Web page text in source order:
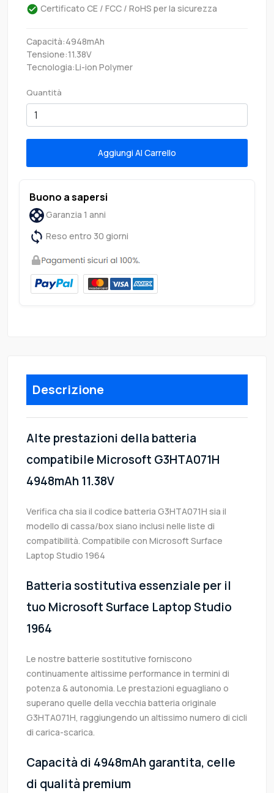
Certificato CE / FCC / RoHS per la sicurezza
Capacità:4948mAh
Tensione:11.38V
Tecnologia:Li-ion Polymer
Quantità
Aggiungi Al Carrello
Buono a sapersi
Garanzia 1 anni
Reso entro 30 giorni
Descrizione
Alte prestazioni della batteria
compatibile Microsoft G3HTA071H
4948mAh 11.38V
Verifica cha sia il codice batteria G3HTA071H sia il
modello di cassa/box siano inclusi nelle liste di
compatibilità. Compatibile con Microsoft Surface
Laptop Studio 1964
Batteria sostitutiva essenziale per il
tuo Microsoft Surface Laptop Studio
1964
Le nostre batterie sostitutive forniscono
continuamente altissime performance in termini di
potenza & autonomia. Le prestazioni eguagliano o
superano quelle della vecchia batteria originale
G3HTA071H, raggiungendo un altissimo numero di cicli
di carica-scarica.
Capacità di 4948mAh garantita, celle
di qualità premium